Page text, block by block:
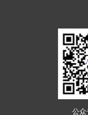
公众